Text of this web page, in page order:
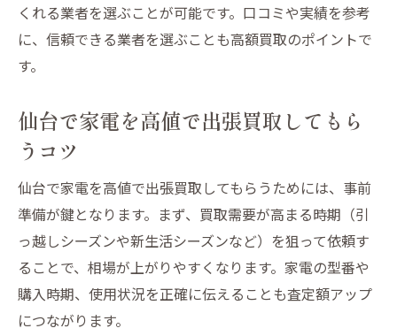
くれる業者を選ぶことが可能です。口コミや実績を参考
に、信頼できる業者を選ぶことも高額買取のポイントで
す。
仙台で家電を高値で出張買取してもら
うコツ
仙台で家電を高値で出張買取してもらうためには、事前
準備が鍵となります。まず、買取需要が高まる時期（引
っ越しシーズンや新生活シーズンなど）を狙って依頼す
ることで、相場が上がりやすくなります。家電の型番や
購入時期、使用状況を正確に伝えることも査定額アップ
につながります。